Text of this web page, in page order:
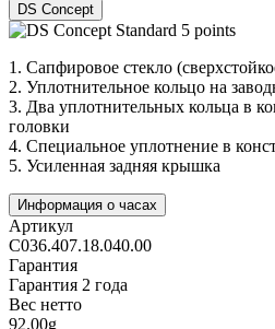
DS Concept
1. Сапфировое стекло
2. Уплотнительное кольцо на
3. Два уплотнительных кольца в
головки
4. Специальное уплотнение в
5. Усиленная задняя крышка
Информация о часах
Артикул
C036.407.18.040.00
Гарантия
Гарантия 2 года
Вес нетто
92.00g